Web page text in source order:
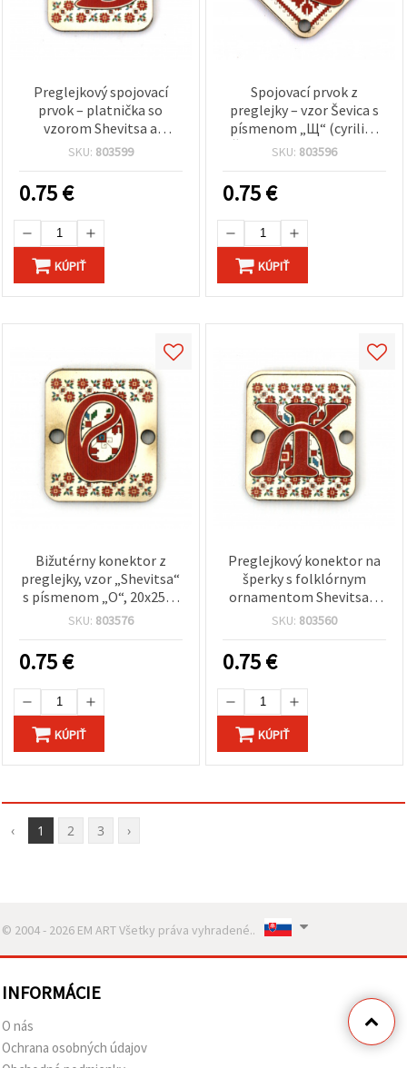
Preglejkový spojovací
prvok – platnička so
vzorom Shevitsa a
písmenom „Ъ“, 20x25x2
balenie 5 ks
SKU: 803599
0.75€
KÚPIŤ
Spojovací prvok z
preglejky – vzor Ševica s
písmenom „Щ“ (cyrilika
„Št“), 30×2 mm, otvor 2,5
SKU: 803596
0.75€
KÚPIŤ
Bižutérny konektor z
preglejky, vzor „Shevitsa“
s písmenom „O“, 20x25x2
mm, dierka Ø 2,5 mm –
SKU: 803576
0.75€
KÚPIŤ
Preglejkový konektor na
šperky s folklórnym
ornamentom Shevitsa a
cyrilským písmenom „Ж“,
mm – balenie 5 ks
SKU: 803560
0.75€
KÚPIŤ
‹ 1 2 3 ›
© 2004 - 2026 EM ART Všetky práva vyhradené..
INFORMÁCIE
O nás
Ochrana osobných údajov